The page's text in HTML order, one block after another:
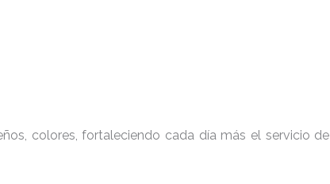
colores, fortaleciendo cada día más el servicio de